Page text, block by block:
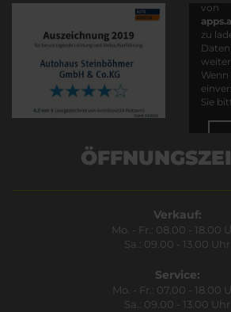
von
zu
Wenn
Sie
Verkauf:
Mo. - Fr.: 08.00 - 18.00
Sa.: 09.00 - 13.00 Uhr
Service:
Mo. - Fr.: 07.00 - 18.00
Sa.: 09.00 - 13.00 Uhr